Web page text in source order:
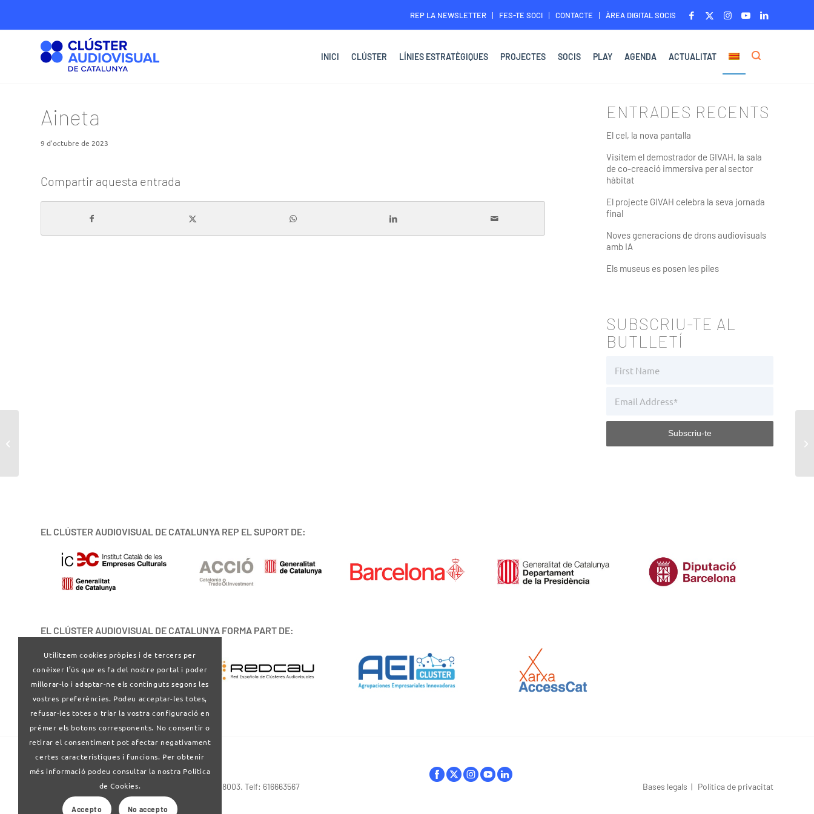
REP LA NEWSLETTER FES-TE SOCI CONTACTE ÀREA DIGITAL SOCIS
INICI CLÚSTER LÍNIES ESTRATÈGIQUES PROJECTES SOCIS PLAY AGENDA ACTUALITAT
Aineta
9 d'octubre de 2023
Compartir aquesta entrada
ENTRADES RECENTS
El cel, la nova pantalla
Visitem el demostrador de GIVAH, la sala
de co-creació immersiva per al sector
hàbitat
El projecte GIVAH celebra la seva jornada
final
Noves generacions de drons audiovisuals
amb IA
Els museus es posen les piles
SUBSCRIU-TE AL
BUTLLETÍ
EL CLÚSTER AUDIOVISUAL DE CATALUNYA REP EL SUPORT DE:
EL CLÚSTER AUDIOVISUAL DE CATALUNYA FORMA PART DE:
Via Laietana 32-34 4ª planta . Barcelona 08003. Telf: 616663567 Bases legals | Política de privacitat
Utilitzem cookies pròpies i de tercers per
conèixer l’ús que es fa del nostre portal i poder
millorar-lo i adaptar-ne els continguts segons les
vostres preferències. Podeu acceptar-les totes,
refusar-les totes o triar la vostra configuració en
prémer els botons corresponents. No consentir o
retirar el consentiment pot afectar negativament
certes característiques i funcions. Per obtenir
més informació podeu consultar la nostra Política
de Cookies.
Accepto No accepto